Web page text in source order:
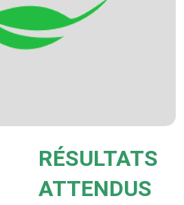
RÉSULTATS
ATTENDUS